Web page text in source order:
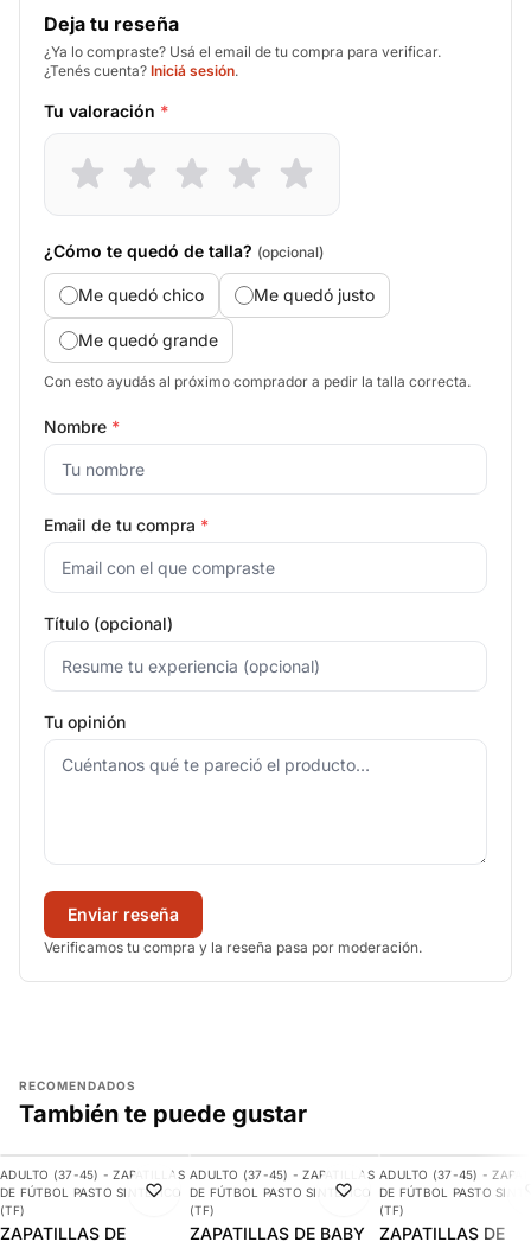
Deja tu reseña
¿Ya lo compraste? Usá el email de tu compra para verificar.
¿Tenés cuenta? Iniciá sesión.
Tu valoración *
¿Cómo te quedó de talla? (opcional)
Me quedó chico Me quedó justo
Me quedó grande
Con esto ayudás al próximo comprador a pedir la talla correcta.
Nombre *
Email de tu compra *
Título (opcional)
Tu opinión
Enviar reseña
Verificamos tu compra y la reseña pasa por moderación.
RECOMENDADOS
También te puede gustar
-10%
AGREGAR
ADULTO (37-45) - ZAPATILLAS
DE FÚTBOL PASTO SINTÉTICO
(TF)
ZAPATILLAS DE
-17%
AGREGAR
ADULTO (37-45) - ZAPATILLAS
DE FÚTBOL PASTO SINTÉTICO
(TF)
ZAPATILLAS DE BABY
-10%
ADULTO (37-45) -
DE FÚTBOL PASTO
(TF)
ZAPATILLAS DE